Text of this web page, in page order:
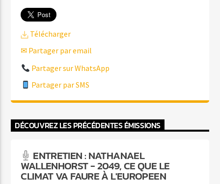
Télécharger
✉ Partager par email
Partager sur WhatsApp
Partager par SMS
DÉCOUVREZ LES PRÉCÉDENTES ÉMISSIONS
ENTRETIEN : NATHANAEL
WALLENHORST - 2049, CE QUE LE
CLIMAT VA FAURE À L'EUROPEEN